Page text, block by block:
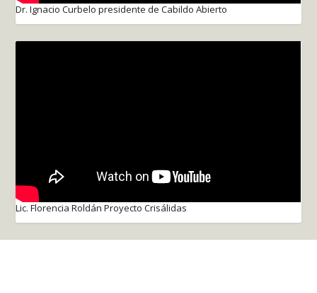
Dr. Ignacio Curbelo presidente de Cabildo Abierto
Lic. Florencia Roldán Proyecto Crisálidas